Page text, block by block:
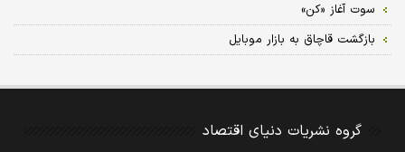
سوت آغاز «کن»
بازگشت قاچاق به بازار موبایل
گروه نشریات دنیای اقتصاد